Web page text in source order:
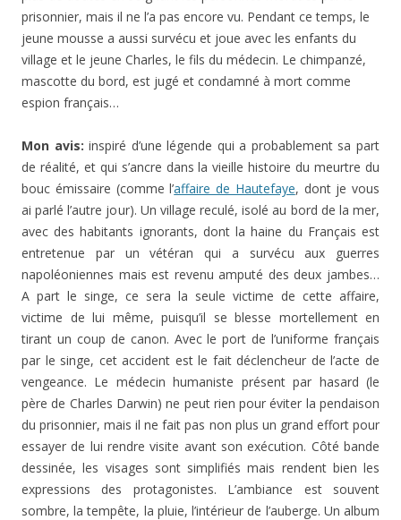
prisonnier, mais il ne l’a pas encore vu. Pendant ce temps, le
jeune mousse a aussi survécu et joue avec les enfants du
village et le jeune Charles, le fils du médecin. Le chimpanzé,
mascotte du bord, est jugé et condamné à mort comme
espion français…
Mon avis: inspiré d’une légende qui a probablement sa part
de réalité, et qui s’ancre dans la vieille histoire du meurtre du
bouc émissaire (comme l’affaire de Hautefaye, dont je vous
ai parlé l’autre jour). Un village reculé, isolé au bord de la mer,
avec des habitants ignorants, dont la haine du Français est
entretenue par un vétéran qui a survécu aux guerres
napoléoniennes mais est revenu amputé des deux jambes…
A part le singe, ce sera la seule victime de cette affaire,
victime de lui même, puisqu’il se blesse mortellement en
tirant un coup de canon. Avec le port de l’uniforme français
par le singe, cet accident est le fait déclencheur de l’acte de
vengeance. Le médecin humaniste présent par hasard (le
père de Charles Darwin) ne peut rien pour éviter la pendaison
du prisonnier, mais il ne fait pas non plus un grand effort pour
essayer de lui rendre visite avant son exécution. Côté bande
dessinée, les visages sont simplifiés mais rendent bien les
expressions des protagonistes. L’ambiance est souvent
sombre, la tempête, la pluie, l’intérieur de l’auberge. Un album